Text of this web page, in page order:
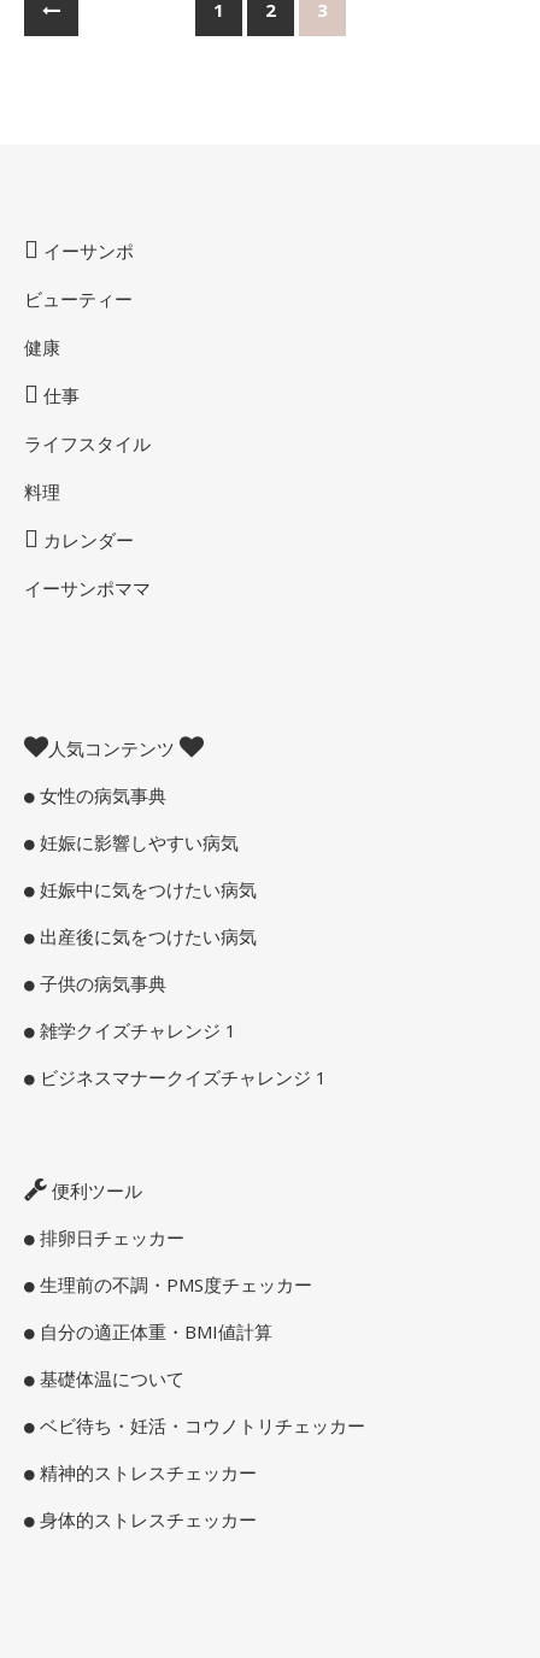
1 2 3
イーサンポ
ビューティー
健康
仕事
ライフスタイル
料理
カレンダー
イーサンポママ
人気コンテンツ
女性の病気事典
妊娠に影響しやすい病気
妊娠中に気をつけたい病気
出産後に気をつけたい病気
子供の病気事典
雑学クイズチャレンジ 1
ビジネスマナークイズチャレンジ 1
便利ツール
排卵日チェッカー
生理前の不調・PMS度チェッカー
自分の適正体重・BMI値計算
基礎体温について
ベビ待ち・妊活・コウノトリチェッカー
精神的ストレスチェッカー
身体的ストレスチェッカー